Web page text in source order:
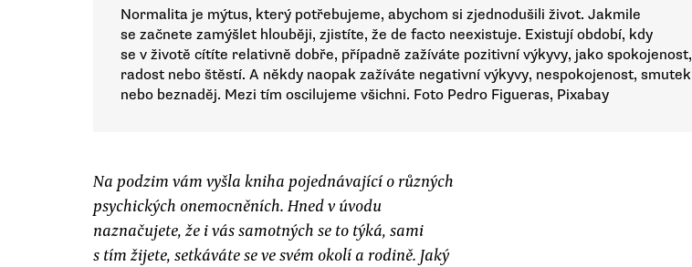
Normalita je mýtus, který potřebujeme, abychom si zjednodušili život. Jakmile
se začnete zamýšlet hlouběji, zjistíte, že de facto neexistuje. Existují období, kdy
se v životě cítíte relativně dobře, případně zažíváte pozitivní výkyvy, jako spokojenost,
radost nebo štěstí. A někdy naopak zažíváte negativní výkyvy, nespokojenost, smutek
nebo beznaděj. Mezi tím oscilujeme všichni. Foto Pedro Figueras, Pixabay
Na podzim vám vyšla kniha pojednávající o různých
psychických onemocněních. Hned v úvodu
naznačujete, že i vás samotných se to týká, sami
s tím žijete, setkáváte se ve svém okolí a rodině. Jaký